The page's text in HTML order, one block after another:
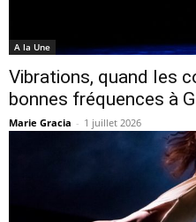
A la Une
Vibrations, quand les
bonnes fréquences à
Marie Gracia - 1 juillet 2026